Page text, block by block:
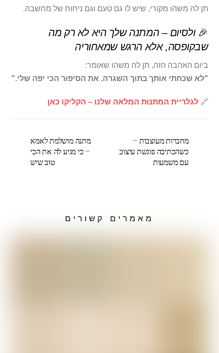
תן לה משהו מקורי, שיש לו גם טעם וגם ניחוח של מחשבה.
🎉ולסיום – המתנה שלך היא לא רק מה
שבקופסה, אלא הרגש שמאחוריה
ביום האהבה הזה, תן לה משהו שאומר:
"לא שכחתי אותך בתוך השגרה. את הסיפור הכי יפה שלי."
🔗לגלריית המתנות המלאה שלנו – הקליקו כאן
מחברות מעוצבות –
כשהכתיבה פוגשת עיצוב
עם משמעות
מתנה מושלמת לאמא
– כי מגיע לה את הכי
טוב שיש
מאמרים קשורים